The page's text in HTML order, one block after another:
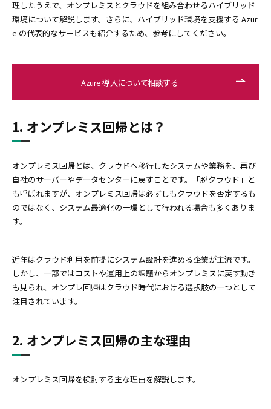
理したうえで、オンプレミスとクラウドを組み合わせるハイブリッド
環境について解説します。さらに、ハイブリッド環境を支援する Azur
e の代表的なサービスも紹介するため、参考にしてください。
Azure 導入について相談する
1. オンプレミス回帰とは？
オンプレミス回帰とは、クラウドへ移行したシステムや業務を、再び
自社のサーバーやデータセンターに戻すことです。「脱クラウド」と
も呼ばれますが、オンプレミス回帰は必ずしもクラウドを否定するも
のではなく、システム最適化の一環として行われる場合も多くありま
す。
近年はクラウド利用を前提にシステム設計を進める企業が主流です。
しかし、一部ではコストや運用上の課題からオンプレミスに戻す動き
も見られ、オンプレ回帰はクラウド時代における選択肢の一つとして
注目されています。
2. オンプレミス回帰の主な理由
オンプレミス回帰を検討する主な理由を解説します。